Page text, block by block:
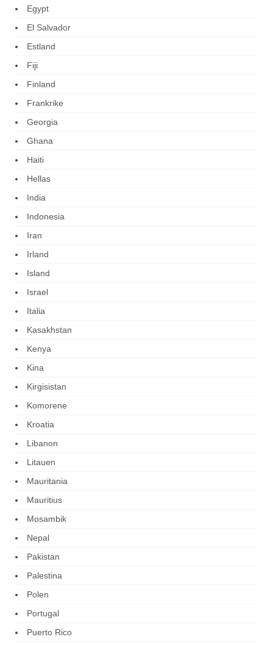
Egypt
El Salvador
Estland
Fiji
Finland
Frankrike
Georgia
Ghana
Haiti
Hellas
India
Indonesia
Iran
Irland
Island
Israel
Italia
Kasakhstan
Kenya
Kina
Kirgisistan
Komorene
Kroatia
Libanon
Litauen
Mauritania
Mauritius
Mosambik
Nepal
Pakistan
Palestina
Polen
Portugal
Puerto Rico